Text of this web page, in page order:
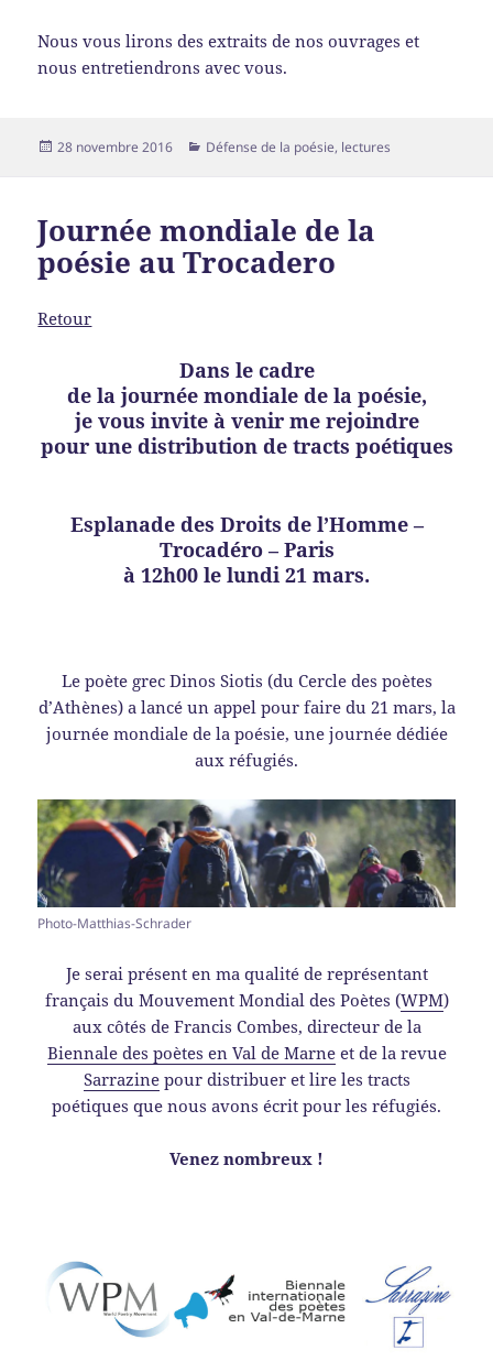
Nous vous lirons des extraits de nos ouvrages et
nous entretiendrons avec vous.
Publié
28 novembre 2016 Catégories
Défense de la poésie, lectures
Journée mondiale de la
poésie au Trocadero
Retour
Dans le cadre
de la journée mondiale de la poésie,
je vous invite à venir me rejoindre
pour une distribution de tracts poétiques
Esplanade des Droits de l’Homme –
Trocadéro – Paris
à 12h00 le lundi 21 mars.
Le poète grec Dinos Siotis (du Cercle des poètes
d’Athènes) a lancé un appel pour faire du 21 mars, la
journée mondiale de la poésie, une journée dédiée
aux réfugiés.
Photo-Matthias-Schrader
Je serai présent en ma qualité de représentant
français du Mouvement Mondial des Poètes (WPM)
aux côtés de Francis Combes, directeur de la
Biennale des poètes en Val de Marneet de la revue
Sarrazinepour distribuer et lire les tracts
poétiques que nous avons écrit pour les réfugiés.
Venez nombreux !